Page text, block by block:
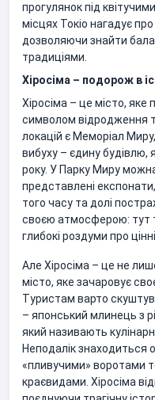
прогулянок під
місцях Токіо нагадує
дозволяючи знайти
традиціями.
Хіросіма – подорож в
Хіросіма – це місто, яке
символом відродження
локацій є Меморіал
вибуху – єдину будівлю,
року. У Парку Миру
представлені
того часу та долі
своєю атмосферою: тут
глибокі роздуми про
Але Хіросіма – це не
місто, яке зачаровує
Туристам варто
– японський млинець з
який називають
Неподалік знаходиться
«пливучими» воротами
краєвидами. Хіросіма